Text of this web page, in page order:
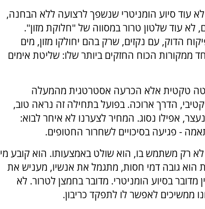
עוד סיוע הומניטרי שנשפך לרצועה ללא הבחנה,
עוד שלטון טרור במסווה של "חלוקת מזון".
הדוק, עם נקזים, שרק בהם יחולקו מזון, מים
ממקורות הכוח החזקים ביותר שלו: שליטת אימים
טקטית אלא הכרעה אסטרטגית מהמעלה
הדרך ארוכה. בפועל בתחילה זה נראה טוב,
אפילו נסוג. המחיר לצערנו לא איחר לבוא:
- פגיעה בסיכויים לשחרור החטופים.
רק משתמש בו, הוא שולט באמצעותו. הוא קובע מי
הוא גובה דמי חסות, מתגמל את אנשיו, מעניש את
בסיוע הומניטרי. מדובר בחמצן לטרור. לא
ממשיכים לאפשר לו לתפקד כריבון.